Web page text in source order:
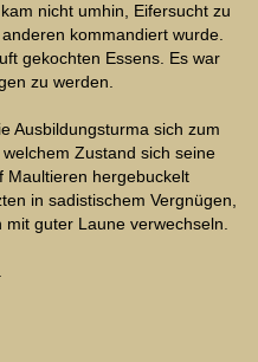
nicht umhin, Eifersucht zu
kommandiert wurde.
gekochten Essens. Es war
zu werden.
Ausbildungsturma sich zum
Zustand sich seine
Maultieren hergebuckelt
in sadistischem Vergnügen,
guter Laune verwechseln.